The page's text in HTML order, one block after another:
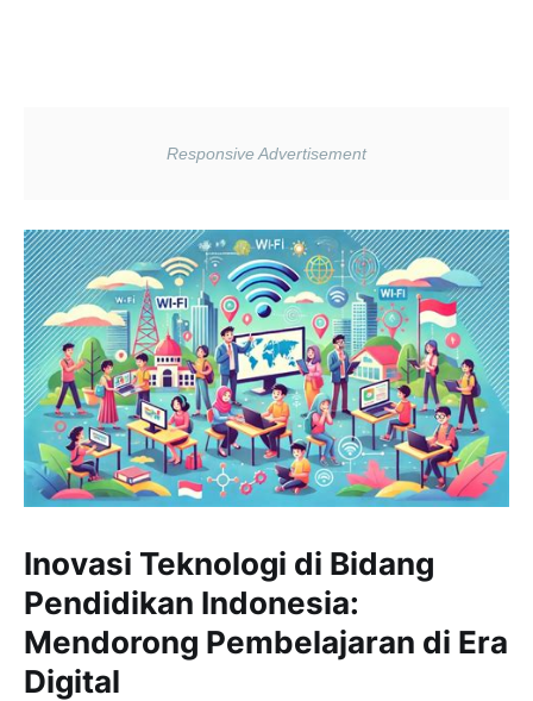
Inovasi Teknologi di Bidang
Pendidikan Indonesia:
Mendorong Pembelajaran di Era
Digital